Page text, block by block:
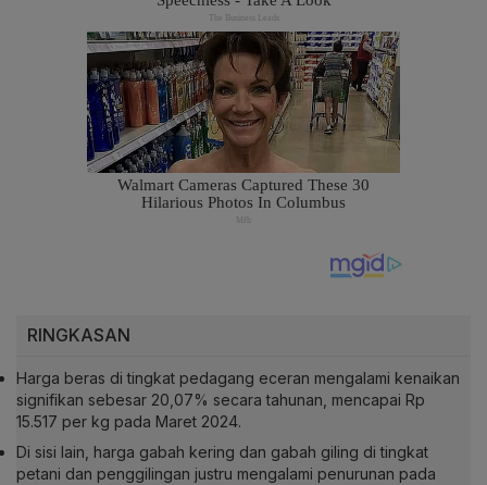
RINGKASAN
Harga beras di tingkat pedagang eceran mengalami kenaikan
signifikan sebesar 20,07% secara tahunan, mencapai Rp
15.517 per kg pada Maret 2024.
Di sisi lain, harga gabah kering dan gabah giling di tingkat
petani dan penggilingan justru mengalami penurunan pada